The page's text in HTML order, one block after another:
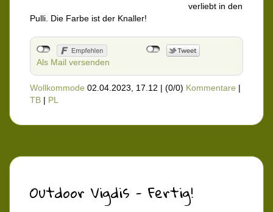
verliebt in den
Pulli. Die Farbe ist der Knaller!
Als Mail versenden
Wollkommode 02.04.2023, 17.12 | (0/0) Kommentare |
TB | PL
Outdoor Vigdis - Fertig!